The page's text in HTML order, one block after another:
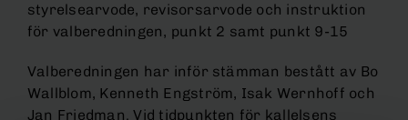
styrelsearvode, revisorsarvode och instruktion
för valberedningen, punkt 2 samt punkt 9-15
Valberedningen har inför stämman bestått av Bo
Wallblom, Kenneth Engström, Isak Wernhoff och
Jan Friedman. Vid tidpunkten för kallelsens